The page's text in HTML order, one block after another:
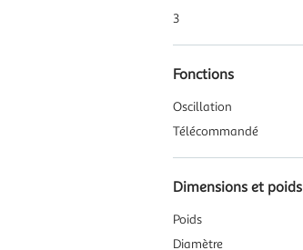
3
Fonctions
Oscillation
Télécommandé
Dimensions et poids
Poids
Diamètre